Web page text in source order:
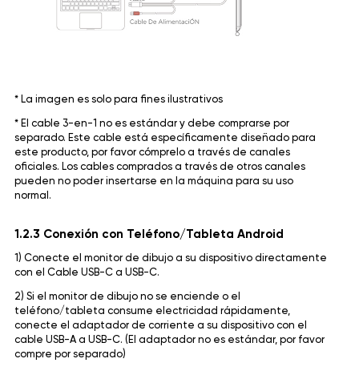
* La imagen es solo para fines ilustrativos
* El cable 3-en-1 no es estándar y debe comprarse por
separado. Este cable está específicamente diseñado para
este producto, por favor cómprelo a través de canales
oficiales. Los cables comprados a través de otros canales
pueden no poder insertarse en la máquina para su uso
normal.
1.2.3 Conexión con Teléfono/Tableta Android
1) Conecte el monitor de dibujo a su dispositivo directamente
con el Cable USB-C a USB-C.
2) Si el monitor de dibujo no se enciende o el
teléfono/tableta consume electricidad rápidamente,
conecte el adaptador de corriente a su dispositivo con el
cable USB-A a USB-C. (El adaptador no es estándar, por favor
compre por separado)